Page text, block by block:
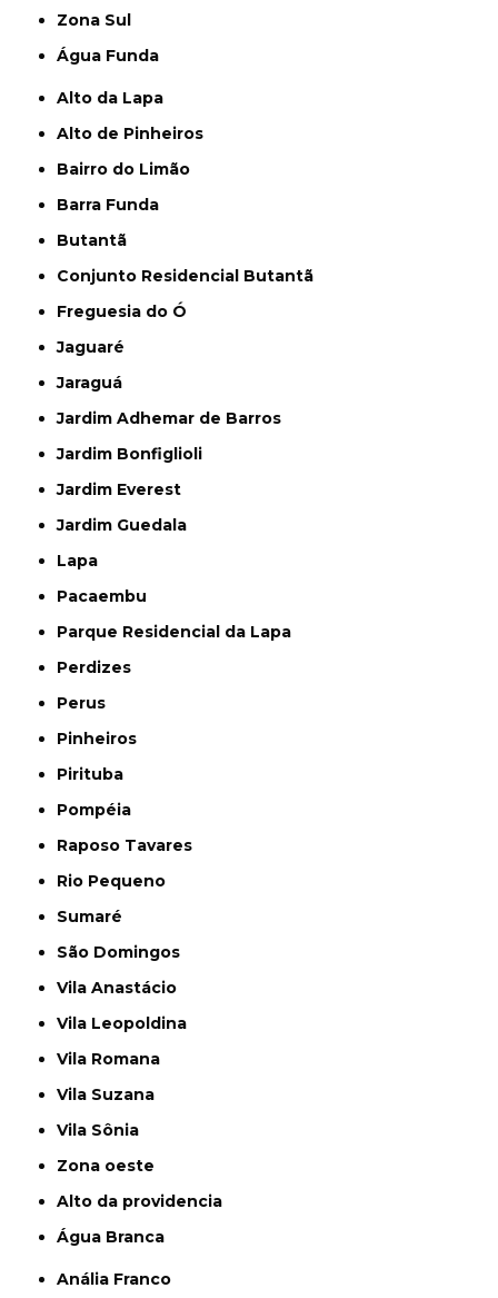
Zona Sul
Água Funda
Alto da Lapa
Alto de Pinheiros
Bairro do Limão
Barra Funda
Butantã
Conjunto Residencial Butantã
Freguesia do Ó
Jaguaré
Jaraguá
Jardim Adhemar de Barros
Jardim Bonfiglioli
Jardim Everest
Jardim Guedala
Lapa
Pacaembu
Parque Residencial da Lapa
Perdizes
Perus
Pinheiros
Pirituba
Pompéia
Raposo Tavares
Rio Pequeno
Sumaré
São Domingos
Vila Anastácio
Vila Leopoldina
Vila Romana
Vila Suzana
Vila Sônia
Zona oeste
alto da providencia
Água Branca
Anália Franco